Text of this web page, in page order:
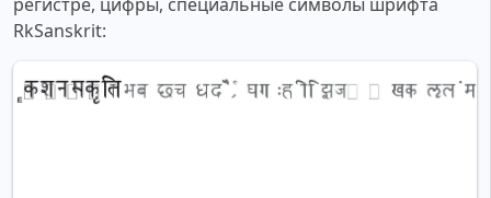
регистре, цифры, специальные символы шрифта
RkSanskrit: